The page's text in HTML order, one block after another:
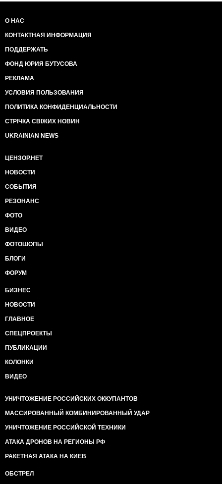
О НАС
КОНТАКТНАЯ ИНФОРМАЦИЯ
ПОДДЕРЖАТЬ
ФОНД ЮРИЯ БУТУСОВА
РЕКЛАМА
УСЛОВИЯ ПОЛЬЗОВАНИЯ
ПОЛИТИКА КОНФИДЕНЦИАЛЬНОСТИ
СТРІЧКА СВІЖИХ НОВИН
UKRAINIAN NEWS
ЦЕНЗОР.НЕТ
НОВОСТИ
СОБЫТИЯ
РЕЗОНАНС
ФОТО
ВИДЕО
ФОТОШОПЫ
БЛОГИ
ФОРУМ
БИЗНЕС
НОВОСТИ
ГЛАВНОЕ
СПЕЦПРОЕКТЫ
ПУБЛИКАЦИИ
КОЛОНКИ
ВИДЕО
УНИЧТОЖЕНИЕ РОССИЙСКИХ ОККУПАНТОВ
МАССИРОВАННЫЙ КОМБИНИРОВАННЫЙ УДАР
УНИЧТОЖЕНИЕ РОССИЙСКОЙ ТЕХНИКИ
АТАКА ДРОНОВ НА РЕГИОНЫ РФ
РАКЕТНАЯ АТАКА НА КИЕВ
ОБСТРЕЛ